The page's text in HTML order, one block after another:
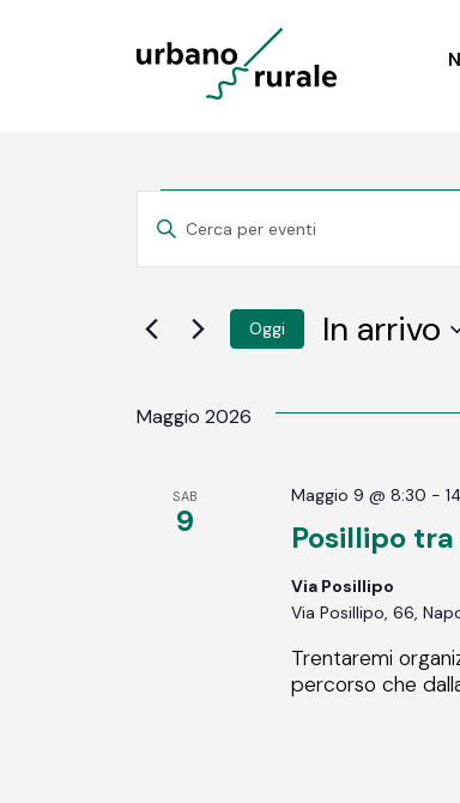
Eventi
Eventi
Ricerca
e
Navigazione
INSERISCI
PAROLA
CHIAVE.
PER
Oggi In arrivo
DATA.
Maggio 2026
SAB
9 Posillipo
Maggio 9 @ 8:30 -
Via Posillipo
Via Posillipo, 66,
Trentaremi
percorso che